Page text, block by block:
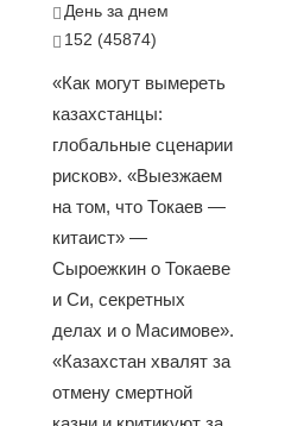
День за днем
152 (45874)
«Как могут вымереть
казахстанцы:
глобальные сценарии
рисков». «Выезжаем
на том, что Токаев —
китаист» —
Сыроежкин о Токаеве
и Си, секретных
делах и о Масимове».
«Казахстан хвалят за
отмену смертной